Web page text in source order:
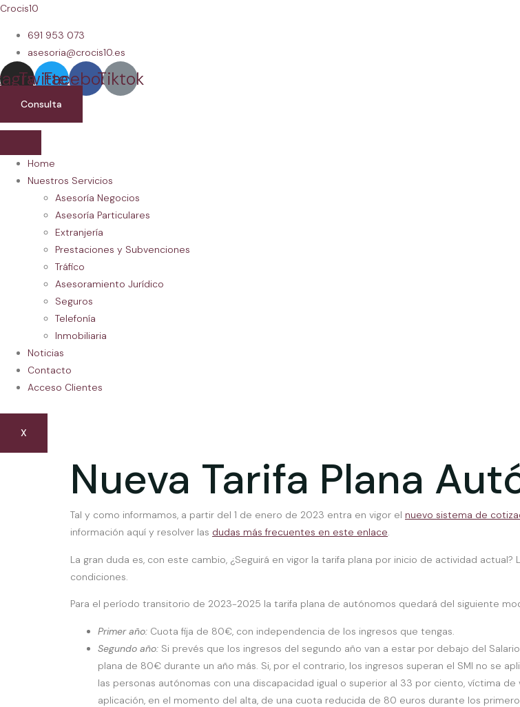
Crocis10
691 953 073
asesoria@crocis10.es
Twitter
FacebookTiktok
Consulta
Home
Nuestros Servicios
Asesoría Negocios
Asesoría Particulares
Extranjería
Prestaciones y Subvenciones
Tráfico
Asesoramiento Jurídico
Seguros
Telefonía
Inmobiliaria
Noticias
Contacto
Acceso Clientes
X
Nueva Tarifa Plana
Tal y como informamos, a partir del 1 de enero de 2023 entra en vigor el nuevo sistema de
información aquí y resolver las dudas más frecuentes en este enlace.
La gran duda es, con este cambio, ¿Seguirá en vigor la tarifa plana por inicio de actividad
condiciones.
Para el período transitorio de 2023-2025 la tarifa plana de autónomos quedará del siguiente
Primer año: Cuota fija de 80€, con independencia de los ingresos que tengas.
Segundo año: Si prevés que los ingresos del segundo año van a estar por debajo del
plana de 80€ durante un año más. Si, por el contrario, los ingresos superan el SMI no se
las personas autónomas con una discapacidad igual o superior al 33 por ciento, víctima
aplicación, en el momento del alta, de una cuota reducida de 80 euros durante los